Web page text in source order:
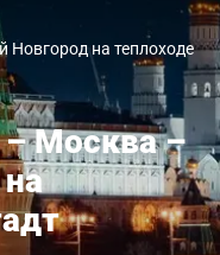
на теплоходе
Москва –